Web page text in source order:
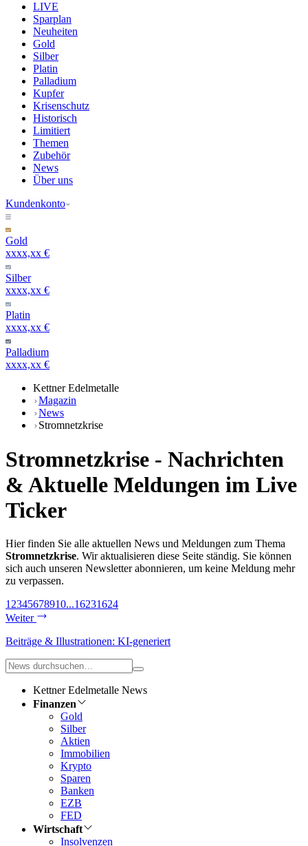
LIVE
Sparplan
Neuheiten
Gold
Silber
Platin
Palladium
Kupfer
Krisenschutz
Historisch
Limitiert
Themen
Zubehör
News
Über uns
Kundenkonto
Gold
xxxx,xx €
Silber
xxxx,xx €
Platin
xxxx,xx €
Palladium
xxxx,xx €
Kettner Edelmetalle
Magazin
News
Stromnetzkrise
Stromnetzkrise - Nachrichten
& Aktuelle Meldungen im Live
Ticker
Hier finden Sie alle aktuellen News und Meldungen zum Thema
Stromnetzkrise. Wir aktualisieren diese Seite ständig. Sie können
sich auch unseren Newsletter abonnieren, um keine Meldung mehr
zu verpassen.
1 2345678910...16231624
Weiter
Beiträge & Illustrationen: KI-generiert
Kettner Edelmetalle News
Finanzen
Gold
Silber
Aktien
Immobilien
Krypto
Sparen
Banken
EZB
FED
Wirtschaft
Insolvenzen